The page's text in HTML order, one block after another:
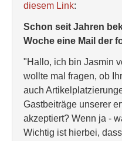
diesem Link:
Schon seit Jahren
Woche eine Mail der
"Hallo, ich bin Jasmin
wollte mal fragen, ob
auch
Gastbeiträge unserer
akzeptiert? Wenn ja -
Wichtig ist hierbei,